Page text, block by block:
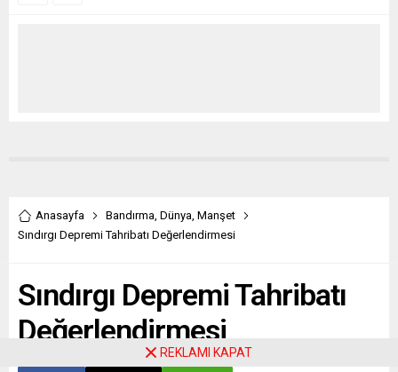
Anasayfa Bandırma Dünya Manşet
Sındırgı Depremi Tahribatı Değerlendirmesi
Sındırgı Depremi Tahribatı
Değerlendirmesi
REKLAMI KAPAT